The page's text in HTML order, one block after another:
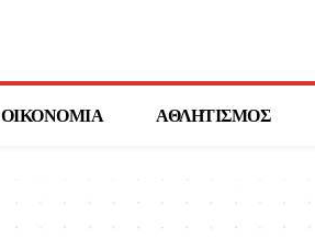
ΟΙΚΟΝΟΜΙΑ ΑΘΛΗΤΙΣΜΟΣ